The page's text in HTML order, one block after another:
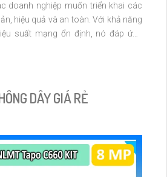
doanh nghiệp muốn triển khai các
quả và an toàn. Với khả năng
suất mạng ổn định, nó đáp ứng
DÂY GIÁ RẺ